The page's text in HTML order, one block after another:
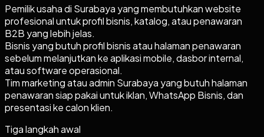
Pemilik usaha di Surabaya yang membutuhkan website
profesional untuk profil bisnis, katalog, atau penawaran
B2B yang lebih jelas.
Bisnis yang butuh profil bisnis atau halaman penawaran
sebelum melanjutkan ke aplikasi mobile, dasbor internal,
atau software operasional.
Tim marketing atau admin Surabaya yang butuh halaman
penawaran siap pakai untuk iklan, WhatsApp Bisnis, dan
presentasi ke calon klien.
Tiga langkah awal